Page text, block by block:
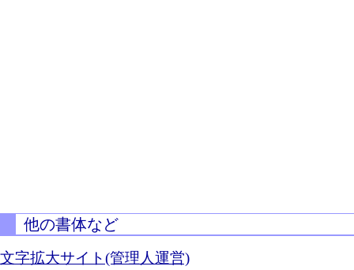
他の書体など
文字拡大サイト(管理人運営)